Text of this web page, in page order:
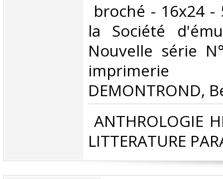
broché - 16x24
la Société
Nouvelle série
imprimerie
DEMONTROND,
ANTHROLOGIE
LITTERATURE